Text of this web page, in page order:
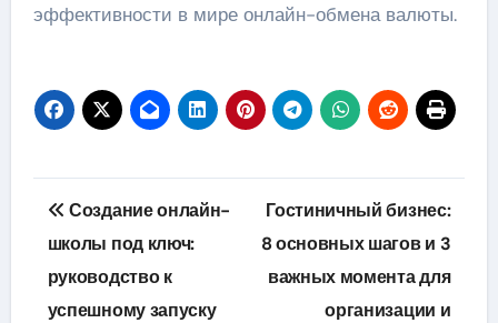
эффективности в мире онлайн-обмена валюты.
Навигация
по
записям
Создание онлайн-
школы под ключ:
руководство к
успешному запуску
Гостиничный бизнес:
8 основных шагов и 3
важных момента для
организации и